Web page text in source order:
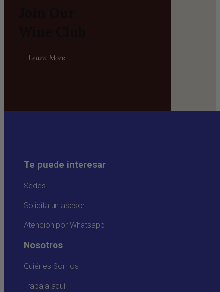
Learn More
Te puede interesar
Sedes
Solicita un asesor
Atención por Whatsapp
Nosotros
Quiénes Somos
Trabaja aquí